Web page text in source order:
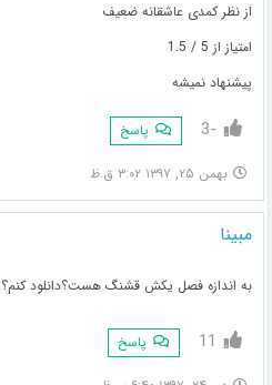
از نظر کمدی عاشقانه ضعیف
امتیاز از 5 / 1.5
پیشنهاد نمیشه
-3 پاسخ
بهمن ۲۵, ۱۳۹۷ ۳:۰۲ ق.ظ
مبینا
به اندازه فصل یکش قشنگ هست؟دانلود کنم؟
11 پاسخ